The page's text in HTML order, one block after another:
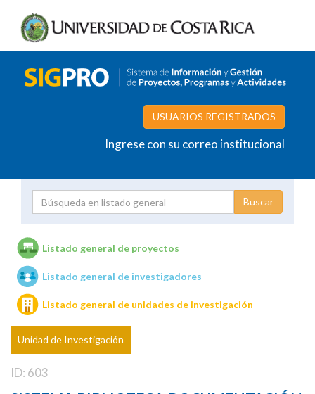
USUARIOS REGISTRADOS
Ingrese con su correo institucional
Unidades de investigación
Listado general de proyectos
Listado general de investigadores
Listado general de unidades de investigación
Unidad de Investigación
ID: 603